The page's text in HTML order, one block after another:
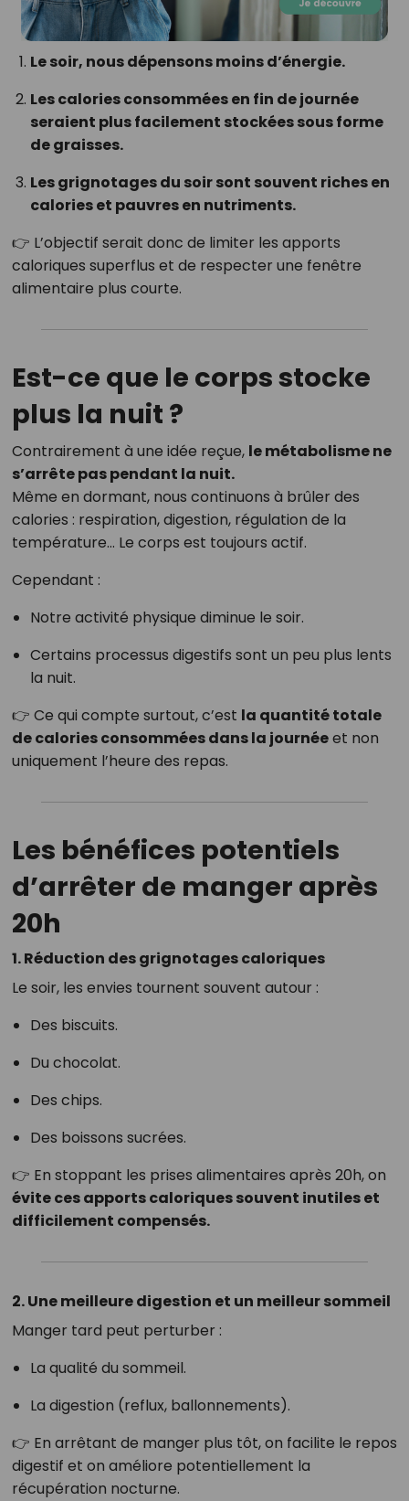
Le soir, nous dépensons moins d’énergie.
Les calories consommées en fin de journée
seraient plus facilement stockées sous forme
de graisses.
Les grignotages du soir sont souvent riches en
calories et pauvres en nutriments.
👉 L’objectif serait donc de limiter les apports
caloriques superflus et de respecter une fenêtre
alimentaire plus courte.
Est-ce que le corps stocke
plus la nuit ?
Contrairement à une idée reçue, le métabolisme ne
s’arrête pas pendant la nuit.
Même en dormant, nous continuons à brûler des
calories : respiration, digestion, régulation de la
température… Le corps est toujours actif.
Cependant :
Notre activité physique diminue le soir.
Certains processus digestifs sont un peu plus lents
la nuit.
👉 Ce qui compte surtout, c’est la quantité totale
de calories consommées dans la journéeet non
uniquement l’heure des repas.
Les bénéfices potentiels
d’arrêter de manger après
20h
1. Réduction des grignotages caloriques
Le soir, les envies tournent souvent autour :
Des biscuits.
Du chocolat.
Des chips.
Des boissons sucrées.
👉 En stoppant les prises alimentaires après 20h, on
évite ces apports caloriques souvent inutiles et
difficilement compensés.
2. Une meilleure digestion et un meilleur sommeil
Manger tard peut perturber :
La qualité du sommeil.
La digestion (reflux, ballonnements).
👉 En arrêtant de manger plus tôt, on facilite le repos
digestif et on améliore potentiellement la
récupération nocturne.